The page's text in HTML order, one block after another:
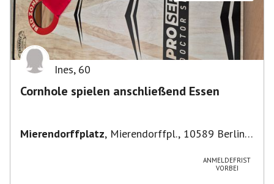
Ines, 60
Cornhole spielen anschließend Essen
Mierendorffplatz, Mierendorffpl., 10589 Berlin-
ANMELDEFRIST
VORBEI